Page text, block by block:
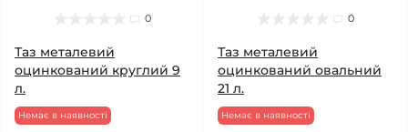
0
Таз металевий
оцинкований круглий 9
л.
Немає в наявності
0
Таз металевий
оцинкований овальний
21 л.
Немає в наявності